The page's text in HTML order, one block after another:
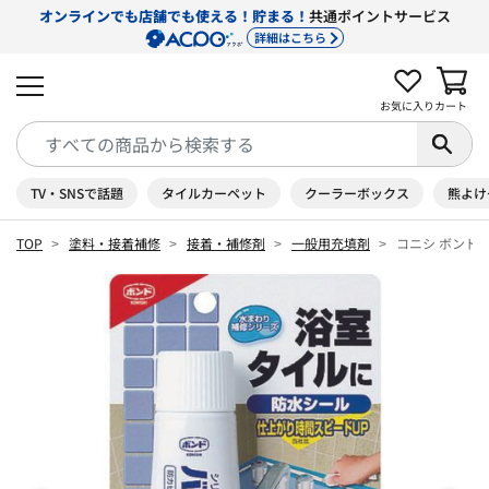
オンラインでも店舗でも使える！貯まる！ 共通ポイントサービス
詳細はこちら
お気に入り カート
TV・SNSで話題 タイルカーペット クーラーボックス 熊よ
TOP 塗料・接着補修 接着・補修剤 一般用充填剤 コニシ ボンド